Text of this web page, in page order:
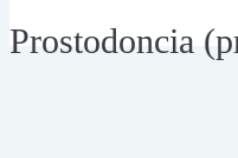
Prostodoncia